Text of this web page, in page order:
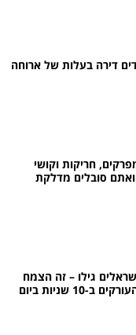
דירה בעלות של ארוחה
חריקות וקושי
ואתם סובלים מדלקת
גילו – זה הצמח
10 שניות ביום